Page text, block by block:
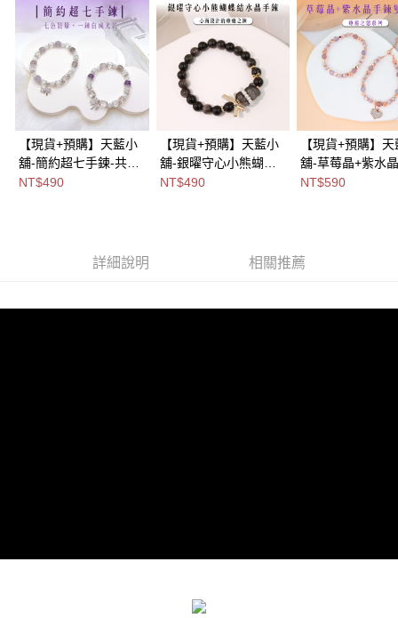
【現貨+預購】天藍小
舖-簡約超七手鍊-共2
款【A31310005】
NT$490
【現貨+預購】天藍小
舖-銀曜守心小熊蝴蝶
結水晶手鍊-單1款
NT$490
【現貨+預購】
舖-草莓晶+紫水
雙件組-單1款-
NT$590
詳細說明 相關推薦